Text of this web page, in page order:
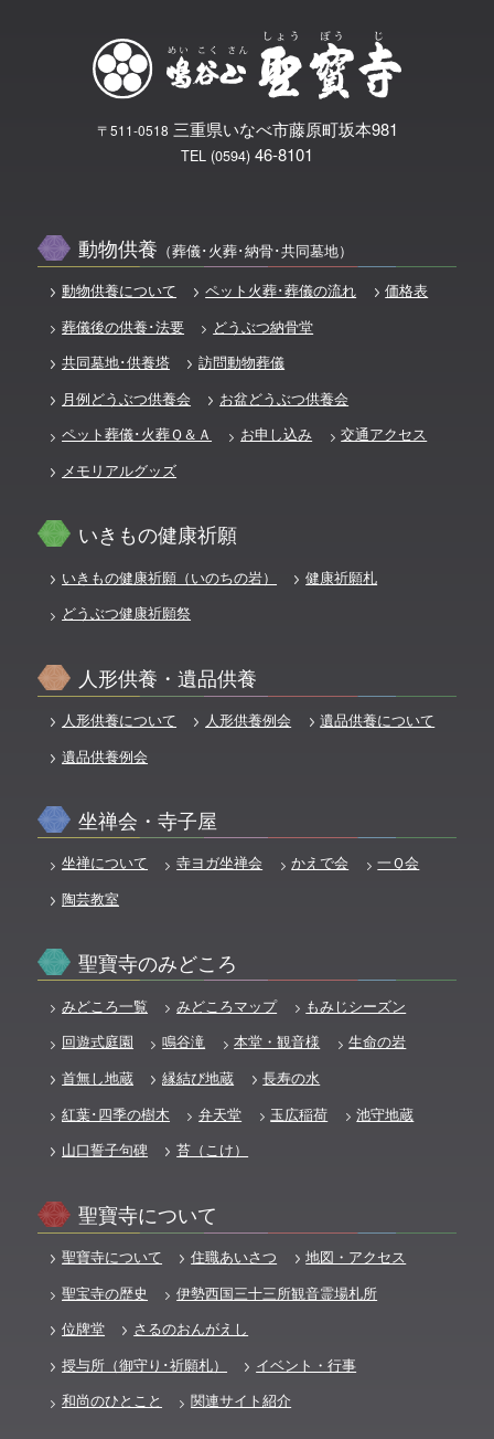
〒511-0518 三重県いなべ市藤原町坂本981
TEL (0594) 46-8101
動物供養 （葬儀･火葬･納骨･共同墓地）
動物供養について
ペット火葬･葬儀の流れ
価格表
葬儀後の供養･法要
どうぶつ納骨堂
共同墓地･供養塔
訪問動物葬儀
月例どうぶつ供養会
お盆どうぶつ供養会
ペット葬儀･火葬Ｑ＆Ａ
お申し込み
交通アクセス
メモリアルグッズ
いきもの健康祈願
いきもの健康祈願（いのちの岩）
健康祈願札
どうぶつ健康祈願祭
人形供養・遺品供養
人形供養について 人形供養例会
遺品供養について
遺品供養例会
坐禅会・寺子屋
坐禅について 寺ヨガ坐禅会 かえで会
一Ｑ会
陶芸教室
聖寶寺のみどころ
みどころ一覧 みどころマップ
もみじシーズン
回遊式庭園
鳴谷滝 本堂・観音様
生命の岩
首無し地蔵
縁結び地蔵
長寿の水
紅葉･四季の樹木
弁天堂 玉広稲荷
池守地蔵
山口誓子句碑
苔（こけ）
聖寶寺について
聖寶寺について 住職あいさつ
地図・アクセス
聖宝寺の歴史
伊勢西国三十三所観音霊場札所
位牌堂
さるのおんがえし
授与所（御守り･祈願札）
イベント・行事
和尚のひとこと
関連サイト紹介